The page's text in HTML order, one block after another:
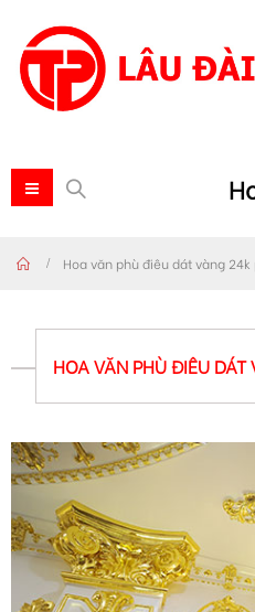
Hoa văn phù điêu dát vàng 24k
HOA VĂN PHÙ ĐIÊU